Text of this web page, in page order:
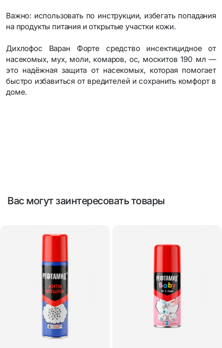
Важно: использовать по инструкции, избегать попадания
на продукты питания и открытые участки кожи.
Дихлофос Варан Форте средство инсектицидное от
насекомых, мух, моли, комаров, ос, москитов 190 мл —
это надёжная защита от насекомых, которая помогает
быстро избавиться от вредителей и сохранить комфорт в
доме.
Вас могут заинтересовать товары